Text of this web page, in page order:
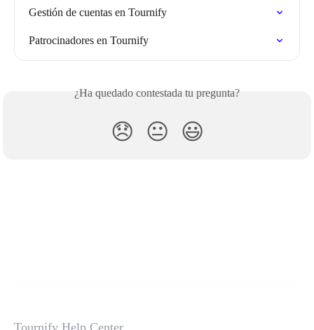
Gestión de cuentas en Tournify
Patrocinadores en Tournify
¿Ha quedado contestada tu pregunta?
😞 😐 😃